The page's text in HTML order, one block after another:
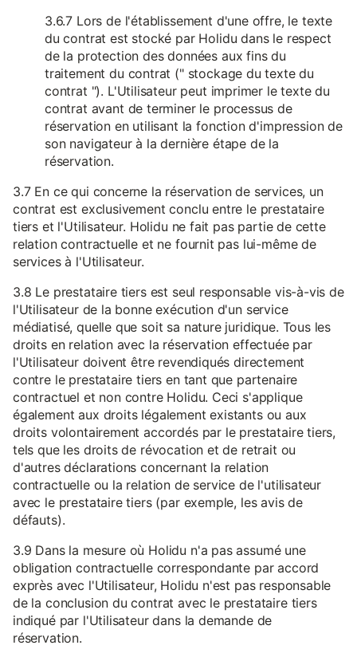
3.6.7 Lors de l'établissement d'une offre, le texte
du contrat est stocké par Holidu dans le respect
de la protection des données aux fins du
traitement du contrat (" stockage du texte du
contrat "). L'Utilisateur peut imprimer le texte du
contrat avant de terminer le processus de
réservation en utilisant la fonction d'impression de
son navigateur à la dernière étape de la
réservation.
3.7 En ce qui concerne la réservation de services, un
contrat est exclusivement conclu entre le prestataire
tiers et l'Utilisateur. Holidu ne fait pas partie de cette
relation contractuelle et ne fournit pas lui-même de
services à l'Utilisateur.
3.8 Le prestataire tiers est seul responsable vis-à-vis de
l'Utilisateur de la bonne exécution d'un service
médiatisé, quelle que soit sa nature juridique. Tous les
droits en relation avec la réservation effectuée par
l'Utilisateur doivent être revendiqués directement
contre le prestataire tiers en tant que partenaire
contractuel et non contre Holidu. Ceci s'applique
également aux droits légalement existants ou aux
droits volontairement accordés par le prestataire tiers,
tels que les droits de révocation et de retrait ou
d'autres déclarations concernant la relation
contractuelle ou la relation de service de l'utilisateur
avec le prestataire tiers (par exemple, les avis de
défauts).
3.9 Dans la mesure où Holidu n'a pas assumé une
obligation contractuelle correspondante par accord
exprès avec l'Utilisateur, Holidu n'est pas responsable
de la conclusion du contrat avec le prestataire tiers
indiqué par l'Utilisateur dans la demande de
réservation.